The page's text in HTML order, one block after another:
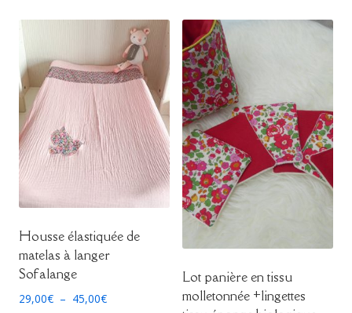
Housse élastiquée de
matelas à langer
Sofalange
29,00€ – 45,00€Plage
Lot panière en tissu
molletonnée +lingettes